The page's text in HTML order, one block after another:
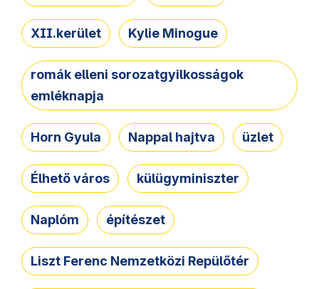
XII.kerület Kylie Minogue
romák elleni sorozatgyilkosságok
emléknapja
Horn Gyula Nappal hajtva üzlet
Élhető város külügyminiszter
Naplóm építészet
Liszt Ferenc Nemzetközi Repülőtér